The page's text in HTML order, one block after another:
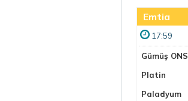
Emtia
17:59
Gümüş ONS
Platin
Paladyum